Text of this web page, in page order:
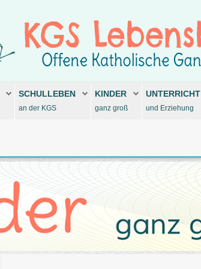
SCHULLEBEN
an der KGS
KINDER
ganz groß
UNTERRICHT
und Erziehung